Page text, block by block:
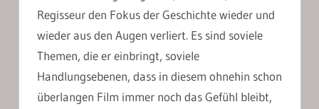
Regisseur den Fokus der Geschichte wieder und
wieder aus den Augen verliert. Es sind soviele
Themen, die er einbringt, soviele
Handlungsebenen, dass in diesem ohnehin schon
überlangen Film immer noch das Gefühl bleibt,